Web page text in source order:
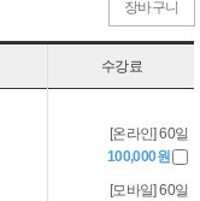
장바구니
수강료
[온라인] 60일
100,000원
[모바일] 60일